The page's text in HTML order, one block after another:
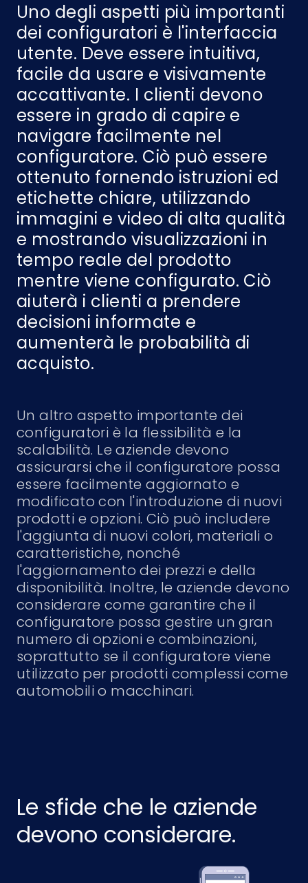
Uno degli aspetti più importanti
dei configuratori è l'interfaccia
utente. Deve essere intuitiva,
facile da usare e visivamente
accattivante. I clienti devono
essere in grado di capire e
navigare facilmente nel
configuratore. Ciò può essere
ottenuto fornendo istruzioni ed
etichette chiare, utilizzando
immagini e video di alta qualità
e mostrando visualizzazioni in
tempo reale del prodotto
mentre viene configurato. Ciò
aiuterà i clienti a prendere
decisioni informate e
aumenterà le probabilità di
acquisto.
Un altro aspetto importante dei
configuratori è la flessibilità e la
scalabilità. Le aziende devono
assicurarsi che il configuratore possa
essere facilmente aggiornato e
modificato con l'introduzione di nuovi
prodotti e opzioni. Ciò può includere
l'aggiunta di nuovi colori, materiali o
caratteristiche, nonché
l'aggiornamento dei prezzi e della
disponibilità. Inoltre, le aziende devono
considerare come garantire che il
configuratore possa gestire un gran
numero di opzioni e combinazioni,
soprattutto se il configuratore viene
utilizzato per prodotti complessi come
automobili o macchinari.
Le sfide che le aziende
devono considerare.